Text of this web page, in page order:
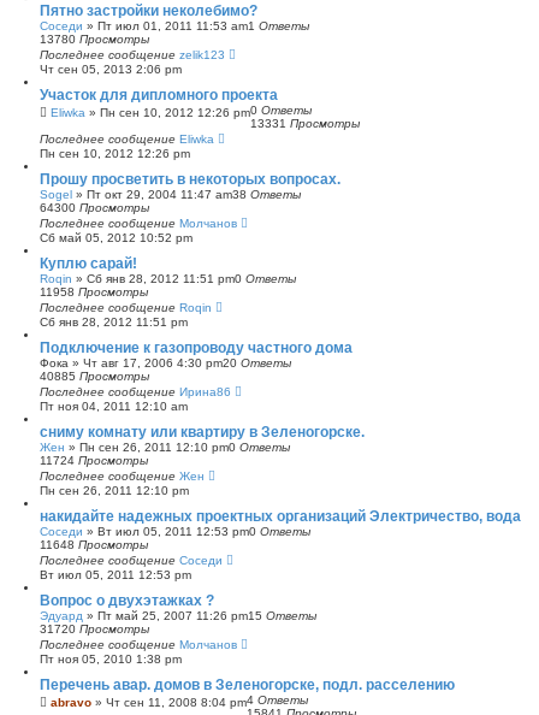
Пятно застройки неколебимо?
Соседи » Пт июл 01, 2011 11:53 am1 Ответы
13780 Просмотры
Последнее сообщение zelik123
Чт сен 05, 2013 2:06 pm
Участок для дипломного проекта
Eliwka » Пн сен 10, 2012 12:26 pm0 Ответы
13331 Просмотры
Последнее сообщение Eliwka
Пн сен 10, 2012 12:26 pm
Прошу просветить в некоторых вопросах.
Sogel » Пт окт 29, 2004 11:47 am38 Ответы
64300 Просмотры
Последнее сообщение Молчанов
Сб май 05, 2012 10:52 pm
Куплю сарай!
Roqin » Сб янв 28, 2012 11:51 pm0 Ответы
11958 Просмотры
Последнее сообщение Roqin
Сб янв 28, 2012 11:51 pm
Подключение к газопроводу частного дома
Фока » Чт авг 17, 2006 4:30 pm20 Ответы
40885 Просмотры
Последнее сообщение Ирина86
Пт ноя 04, 2011 12:10 am
сниму комнату или квартиру в Зеленогорске.
Жен » Пн сен 26, 2011 12:10 pm0 Ответы
11724 Просмотры
Последнее сообщение Жен
Пн сен 26, 2011 12:10 pm
накидайте надежных проектных организаций Электричество, вода
Соседи » Вт июл 05, 2011 12:53 pm0 Ответы
11648 Просмотры
Последнее сообщение Соседи
Вт июл 05, 2011 12:53 pm
Вопрос о двухэтажках ?
Эдуард » Пт май 25, 2007 11:26 pm15 Ответы
31720 Просмотры
Последнее сообщение Молчанов
Пт ноя 05, 2010 1:38 pm
Перечень авар. домов в Зеленогорске, подл. расселению
abravo » Чт сен 11, 2008 8:04 pm4 Ответы